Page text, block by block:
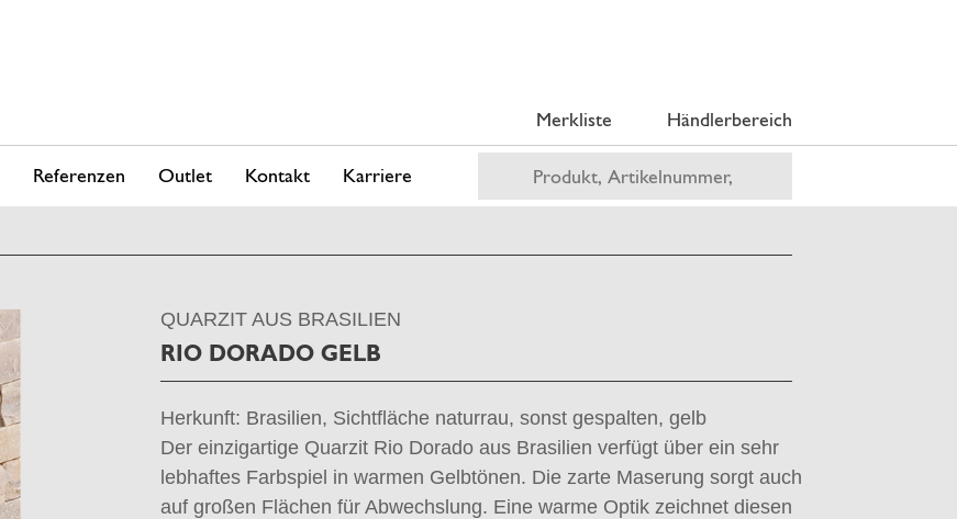
Merkliste Händlerbereich
Referenzen Outlet Kontakt Karriere
QUARZIT AUS BRASILIEN
RIO DORADO GELB
Herkunft: Brasilien, Sichtfläche naturrau, sonst gespalten, gelb
Der einzigartige Quarzit Rio Dorado aus Brasilien verfügt über ein sehr
lebhaftes Farbspiel in warmen Gelbtönen. Die zarte Maserung sorgt auch
auf großen Flächen für Abwechslung. Eine warme Optik zeichnet diesen